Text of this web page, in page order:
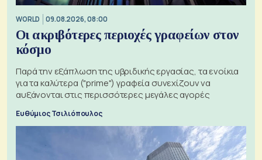
WORLD 09.08.2026, 08:00
Οι ακριβότερες περιοχές γραφείων στον
κόσμο
Παρά την εξάπλωση της υβριδικής εργασίας, τα ενοίκια
για τα καλύτερα ("prime") γραφεία συνεχίζουν να
αυξάνονται στις περισσότερες μεγάλες αγορές
Ευθύμιος Τσιλιόπουλος